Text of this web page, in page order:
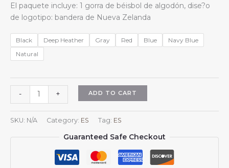
El paquete incluye: 1 gorra de béisbol de algodón, dise?o
de logotipo: bandera de Nueva Zelanda
Black Deep Heather Gray Red Blue
Navy Blue
Natural
-
de
béisbol
vaquera
con
+ ADD TO CART
SKU: N/A Category: ES Tag: ES
Guaranteed Safe Checkout